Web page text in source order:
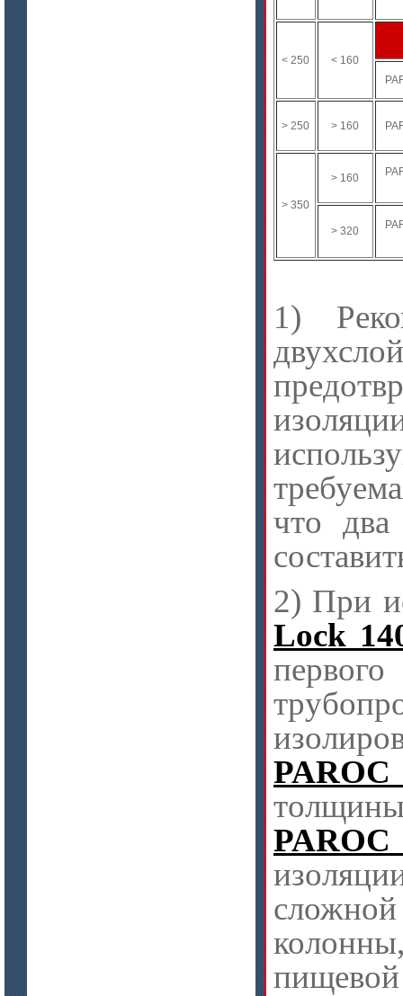
< 250
< 160
> 250 > 160
> 350
> 160
> 320
1)
что
2) При
Lock